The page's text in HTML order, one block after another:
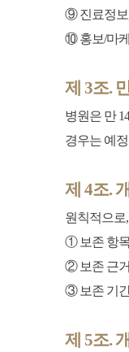
⑨ 진료정보
⑩ 홍보/마
제 3조.
병원은 만
경우는 예
제 4조.
원칙적으로
① 보존 항목
② 보존 근
③ 보존 기
제 5조.